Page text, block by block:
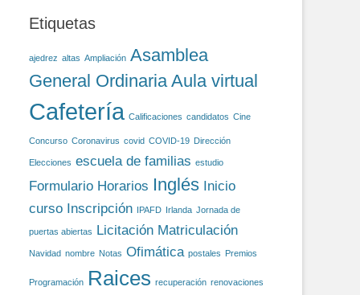
Etiquetas
ajedrez altas Ampliación Asamblea
General Ordinaria Aula virtual
Cafetería Calificaciones candidatos Cine
Concurso Coronavirus covid COVID-19 Dirección
Elecciones escuela de familias estudio
Formulario Horarios Inglés Inicio
curso Inscripción IPAFD Irlanda Jornada de
puertas abiertas Licitación Matriculación
Navidad nombre Notas Ofimática postales Premios
Programación Raices recuperación renovaciones